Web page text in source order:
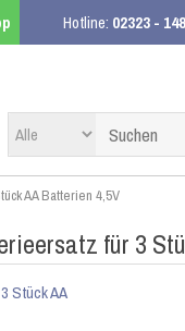
Hotline: 02323 -
AA Batterien 4,5V
für 3